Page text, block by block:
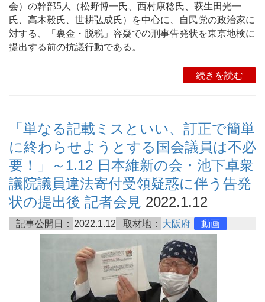
会）の幹部5人（松野博一氏、西村康稔氏、萩生田光一
氏、高木毅氏、世耕弘成氏）を中心に、自民党の政治家に
対する、「裏金・脱税」容疑での刑事告発状を東京地検に
提出する前の抗議行動である。
続きを読む
「単なる記載ミスといい、訂正で簡単
に終わらせようとする国会議員は不必
要！」～1.12 日本維新の会・池下卓衆
議院議員違法寄付受領疑惑に伴う告発
状の提出後 記者会見 2022.1.12
記事公開日： 2022.1.12 取材地： 大阪府 動画